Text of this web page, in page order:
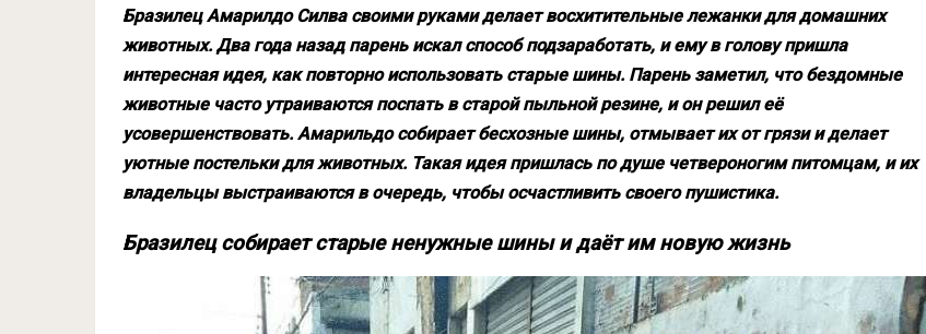
Бразилец Амарилдо Силва своими руками делает восхитительные лежанки для домашних
животных. Два года назад парень искал способ подзаработать, и ему в голову пришла
интересная идея, как повторно использовать старые шины. Парень заметил, что бездомные
животные часто утраиваются поспать в старой пыльной резине, и он решил её
усовершенствовать. Амарильдо собирает бесхозные шины, отмывает их от грязи и делает
уютные постельки для животных. Такая идея пришлась по душе четвероногим питомцам, и их
владельцы выстраиваются в очередь, чтобы осчастливить своего пушистика.
Бразилец собирает старые ненужные шины и даёт им новую жизнь